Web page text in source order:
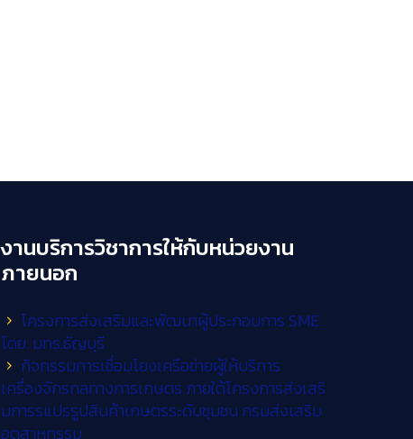
งานบริการวิชาการให้กับหน่วยงาน
ภายนอก
โครงการส่งเสริมและพัฒนาผู้ประกอบการ SME
โดย. มทร.ธัญบุรี
กิจกรรมการเชื่อมโยงเครือข่ายผู้ให้บริการ
เครื่องจักรกลทางการเกษตร ภายใต้โครงการส่งเสริ
มการรแปรรูปสินค้าเกษตรระดับชุมชน กรมส่งเสริม
อุตสาหกรรม